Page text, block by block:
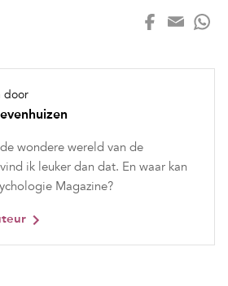
door
wondere wereld van de
ik leuker dan dat. En waar kan
Magazine?